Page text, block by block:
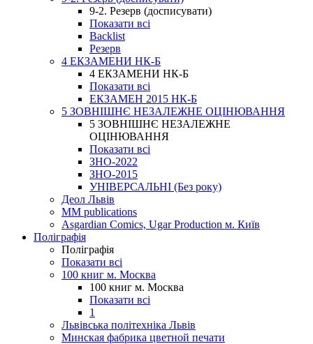
9-2. Резерв (досписувати)
Показати всі
Backlist
Резерв
4 ЕКЗАМЕНИ НК-Б
4 ЕКЗАМЕНИ НК-Б
Показати всі
ЕКЗАМЕН 2015 НК-Б
5 ЗОВНІШНЄ НЕЗАЛЕЖНЕ ОЦІНЮВАННЯ
5 ЗОВНІШНЄ НЕЗАЛЕЖНЕ
ОЦІНЮВАННЯ
Показати всі
ЗНО-2022
ЗНО-2015
УНІВЕРСАЛЬНІ (Без року)
Деол Львів
MM publications
Asgardian Comics, Ugar Production м. Київ
Поліграфія
Поліграфія
Показати всі
100 книг м. Москва
100 книг м. Москва
Показати всі
1
Львівська політехніка Львів
Минская фабрика цветной печати